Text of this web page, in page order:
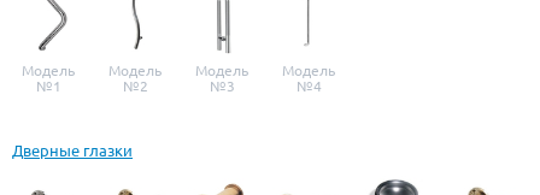
Модель
№1
Модель
№2
Модель
№3
Модель
№4
Дверные глазки